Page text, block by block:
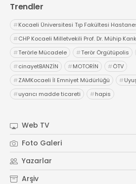
Trendler
#Kocaeli Üniversitesi Tıp Fakültesi
#CHP Kocaeli Milletvekili Prof. Dr. Mühip
#Terörle Mücadele #Terör Örgütüpolis
#cinayetBANZİN #MOTORİN #ÖTV
#ZAMKocaeli İl Emniyet Müdürlüğü #
#uyarıcı madde ticareti #hapis
Web TV
Foto Galeri
Yazarlar
Arşiv